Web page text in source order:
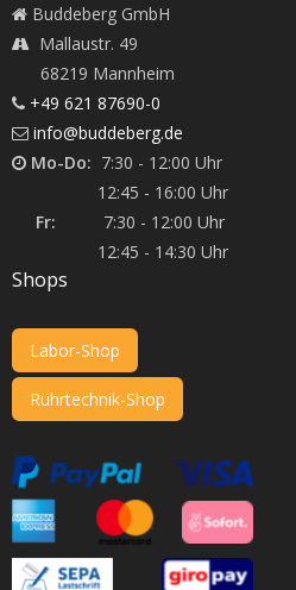
Buddeberg GmbH
Mallaustr. 49
68219 Mannheim
+49 621 87690-0
info@buddeberg.de
Mo-Do: 7:30 - 12:00 Uhr
12:45 - 16:00 Uhr
Fr: 7:30 - 12:00 Uhr
12:45 - 14:30 Uhr
Shops
Labor-Shop
Rührtechnik-Shop